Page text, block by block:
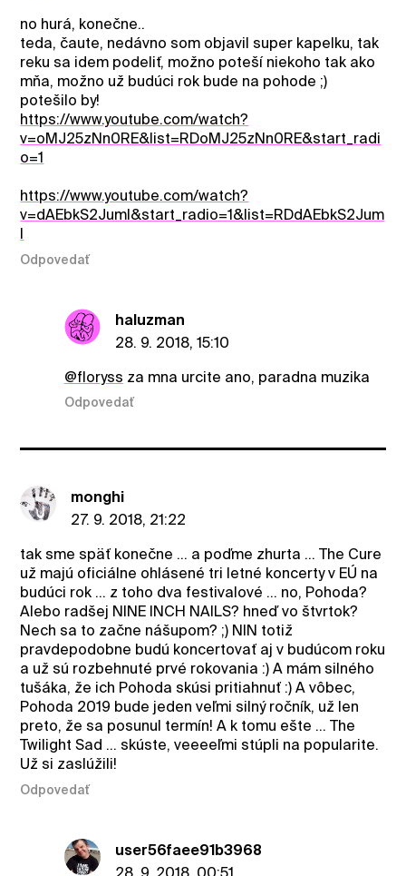
no hurá, konečne..
teda, čaute, nedávno som objavil super kapelku, tak
reku sa idem podeliť, možno poteší niekoho tak ako
mňa, možno už budúci rok bude na pohode ;)
potešilo by!
https://www.youtube.com/watch?
v=oMJ25zNn0RE&list=RDoMJ25zNn0RE&start_radi
o=1
https://www.youtube.com/watch?
v=dAEbkS2JumI&start_radio=1&list=RDdAEbkS2Jum
Odpovedať
haluzman
28. 9. 2018, 15:10
@floryss za mna urcite ano, paradna muzika
Odpovedať
monghi
27. 9. 2018, 21:22
tak sme späť konečne ... a poďme zhurta ... The Cure
už majú oficiálne ohlásené tri letné koncerty v EÚ na
budúci rok ... z toho dva festivalové ... no, Pohoda?
Alebo radšej NINE INCH NAILS? hneď vo štvrtok?
Nech sa to začne nášupom? ;) NIN totiž
pravdepodobne budú koncertovať aj v budúcom roku
a už sú rozbehnuté prvé rokovania :) A mám silného
tušáka, že ich Pohoda skúsi pritiahnuť :) A vôbec,
Pohoda 2019 bude jeden veľmi silný ročník, už len
preto, že sa posunul termín! A k tomu ešte ... The
Twilight Sad ... skúste, veeeeľmi stúpli na popularite.
Už si zaslúžili!
Odpovedať
user56faee91b3968